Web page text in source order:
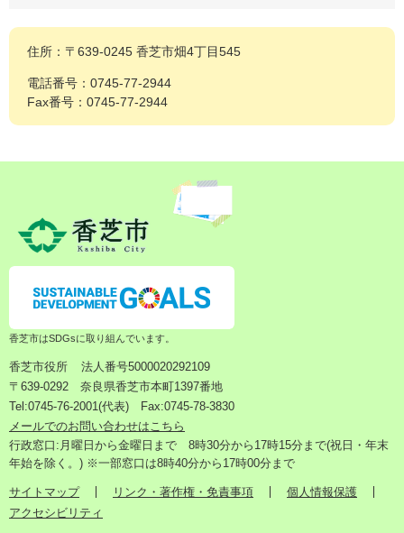
住所：〒639-0245 香芝市畑4丁目545
電話番号：0745-77-2944
Fax番号：0745-77-2944
香芝市はSDGsに取り組んでいます。
香芝市役所
法人番号5000020292109
〒639-0292 奈良県香芝市本町1397番地
Tel:0745-76-2001(代表) Fax:0745-78-3830
メールでのお問い合わせはこちら
行政窓口:月曜日から金曜日まで 8時30分から17時15分まで(祝日・年末
年始を除く。) ※一部窓口は8時40分から17時00分まで
サイトマップ リンク・著作権・免責事項
個人情報保護
アクセシビリティ